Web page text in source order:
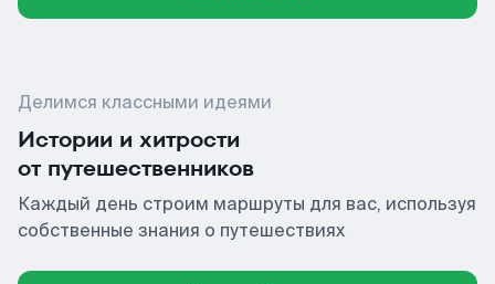
Делимся классными идеями
Истории и хитрости
от путешественников
Каждый день строим маршруты для вас, используя
собственные знания о путешествиях